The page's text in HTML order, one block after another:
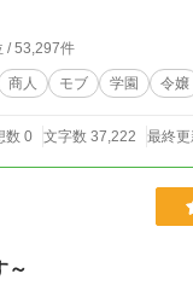
になっていく。 これは、剣でも魔
著者自身の手により丁寧
/ 53,297件
商人 モブ 学園 令嬢
数 0 文字数 37,222 最終
～